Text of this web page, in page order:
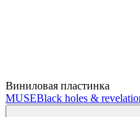
Виниловая пластинка
MUSEBlack holes &